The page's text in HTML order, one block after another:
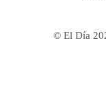
© El Día